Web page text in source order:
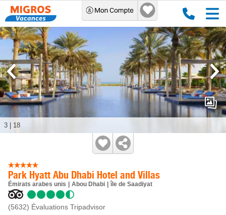
Park Hyatt Abu Dhabi Hotel and Villas
Émirats arabes unis Abou Dhabi île de Saadiyat
(5632) Évaluations Tripadvisor
3 18